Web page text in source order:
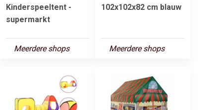
Kinderspeeltent -
supermarkt
Meerdere shops
102x102x82 cm blauw
Meerdere shops